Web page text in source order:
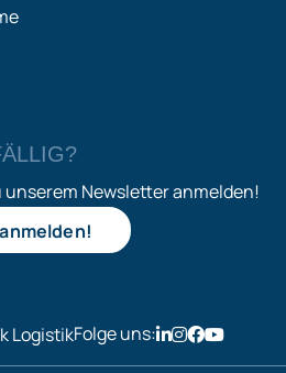
unserem Newsletter anmelden!
LogistikFolge uns: